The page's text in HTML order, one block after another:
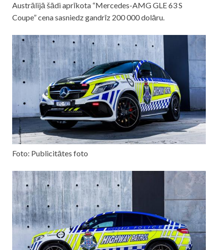
Austrālijā šādi aprīkota “Mercedes-AMG GLE 63 S
Coupe” cena sasniedz gandrīz 200 000 dolāru.
Foto: Publicitātes foto